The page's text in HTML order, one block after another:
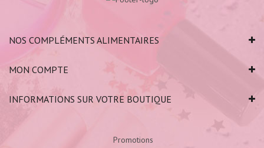
NOS COMPLÉMENTS ALIMENTAIRES
MON COMPTE
INFORMATIONS SUR VOTRE BOUTIQUE
Promotions